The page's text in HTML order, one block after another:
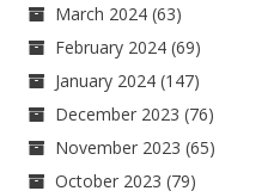
March 2024 (63)
February 2024 (69)
January 2024 (147)
December 2023 (76)
November 2023 (65)
October 2023 (79)